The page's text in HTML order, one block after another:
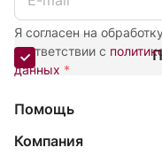
Я согласен на
соответствии с
данных *
Помощь
Компания